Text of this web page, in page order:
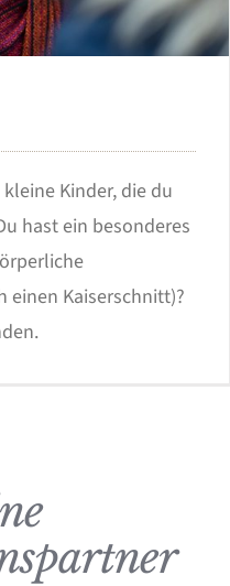
Kinder, die du
hast ein besonderes
einen Kaiserschnitt)?